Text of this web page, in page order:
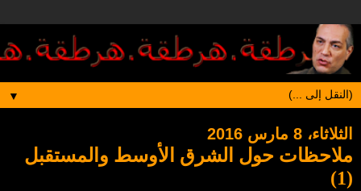
▼
الثلاثاء، 8 مارس 2016
ملاحظات حول الشرق الأوسط والمستقبل
(1)